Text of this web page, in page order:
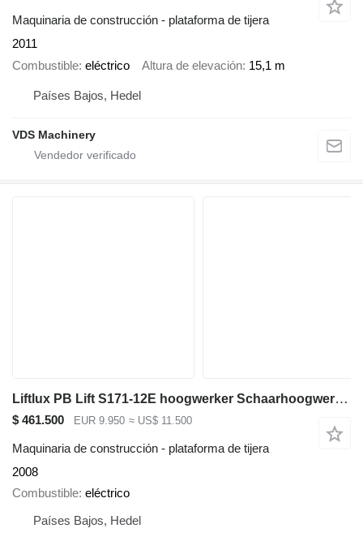
Maquinaria de construcción - plataforma de tijera
2011
Combustible eléctrico Altura de elevación 15,1 m
Países Bajos, Hedel
VDS Machinery
Liftlux PB Lift S171-12E hoogwerker Schaarhoogwerker
$ 461.500 EUR 9.950 ≈ US$ 11.500
Maquinaria de construcción - plataforma de tijera
2008
Combustible eléctrico
Países Bajos, Hedel